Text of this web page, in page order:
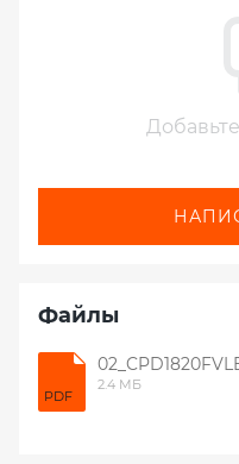
Файлы
PDF
2.4 МБ